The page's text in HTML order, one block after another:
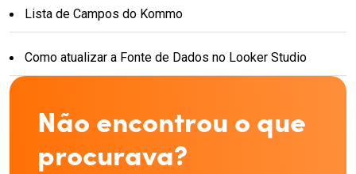
Lista de Campos do Kommo
Como atualizar a Fonte de Dados no Looker Studio
Não encontrou o que
procurava?